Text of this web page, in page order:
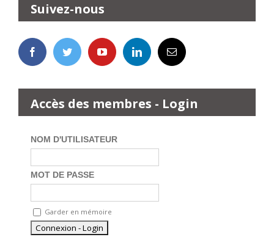
Suivez-nous
Accès des membres - Login
NOM D'UTILISATEUR
MOT DE PASSE
Garder en mémoire